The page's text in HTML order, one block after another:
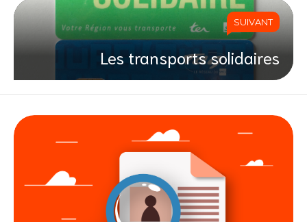
SUIVANT
Les transports solidaires